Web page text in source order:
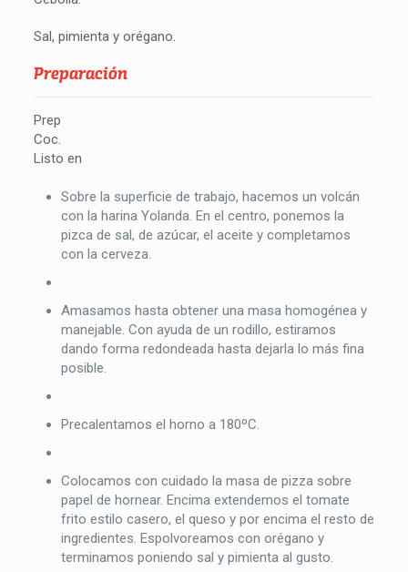
Sal, pimienta y orégano.
Preparación
Prep
Coc.
Listo en
Sobre la superficie de trabajo, hacemos un volcán
con la harina Yolanda. En el centro, ponemos la
pizca de sal, de azúcar, el aceite y completamos
con la cerveza.
Amasamos hasta obtener una masa homogénea y
manejable. Con ayuda de un rodillo, estiramos
dando forma redondeada hasta dejarla lo más fina
posible.
Precalentamos el horno a 180ºC.
Colocamos con cuidado la masa de pizza sobre
papel de hornear. Encima extendemos el tomate
frito estilo casero, el queso y por encima el resto de
ingredientes. Espolvoreamos con orégano y
terminamos poniendo sal y pimienta al gusto.